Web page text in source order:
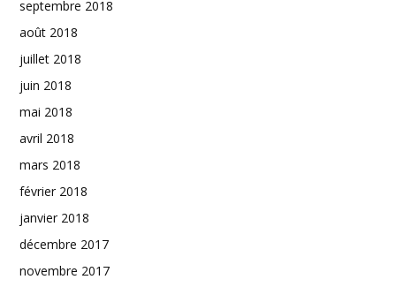
septembre 2018
août 2018
juillet 2018
juin 2018
mai 2018
avril 2018
mars 2018
février 2018
janvier 2018
décembre 2017
novembre 2017